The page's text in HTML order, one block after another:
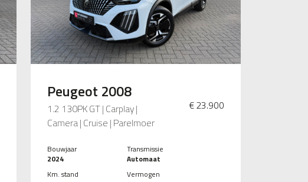
Peugeot 2008
1.2 130PK GT | Carplay |
Camera | Cruise | Parelmoer
€ 23.900
Bouwjaar
2024
Km. stand
Transmissie
Automaat
Vermogen